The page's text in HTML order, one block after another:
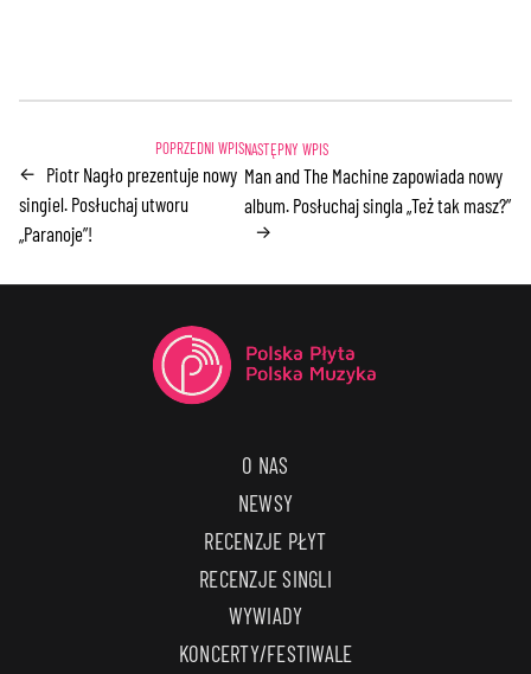
← Piotr Nagło prezentuje nowy
singiel. Posłuchaj utworu
„Paranoje”!
Man and The Machine zapowiada nowy
album. Posłuchaj singla „Też tak masz?”
→
O NAS
NEWSY
RECENZJE PŁYT
RECENZJE SINGLI
WYWIADY
KONCERTY/FESTIWALE